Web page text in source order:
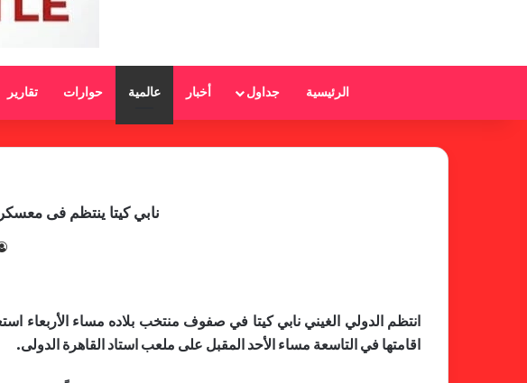
الرئيسية جداول أخبار عالمية حوارات تقارير
نابي كيتا ينتظم فى
اقامتها في التاسعة مساء الأحد المقبل على ملعب استاد القاهرة الدولى.